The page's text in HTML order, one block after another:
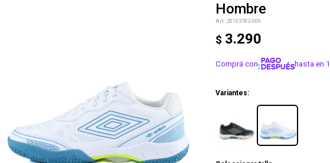
Hombre
20103782-009
$ 3.290
Comprá con hasta en
Variantes: